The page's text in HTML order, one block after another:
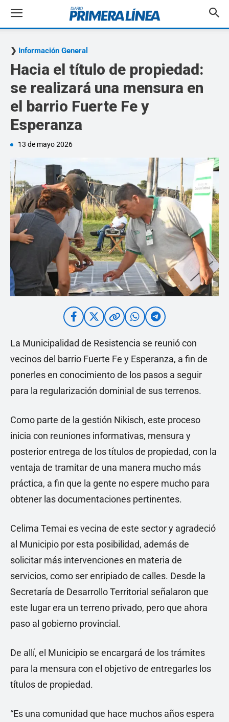
Información General
Hacia el título de propiedad:
se realizará una mensura en
el barrio Fuerte Fe y
Esperanza
13 de mayo 2026
La Municipalidad de Resistencia se reunió con
vecinos del barrio Fuerte Fe y Esperanza, a fin de
ponerles en conocimiento de los pasos a seguir
para la regularización dominial de sus terrenos.
Como parte de la gestión Nikisch, este proceso
inicia con reuniones informativas, mensura y
posterior entrega de los títulos de propiedad, con la
ventaja de tramitar de una manera mucho más
práctica, a fin que la gente no espere mucho para
obtener las documentaciones pertinentes.
Celima Temai es vecina de este sector y agradeció
al Municipio por esta posibilidad, además de
solicitar más intervenciones en materia de
servicios, como ser enripiado de calles. Desde la
Secretaría de Desarrollo Territorial señalaron que
este lugar era un terreno privado, pero que ahora
paso al gobierno provincial.
De allí, el Municipio se encargará de los trámites
para la mensura con el objetivo de entregarles los
títulos de propiedad.
“Es una comunidad que hace muchos años espera